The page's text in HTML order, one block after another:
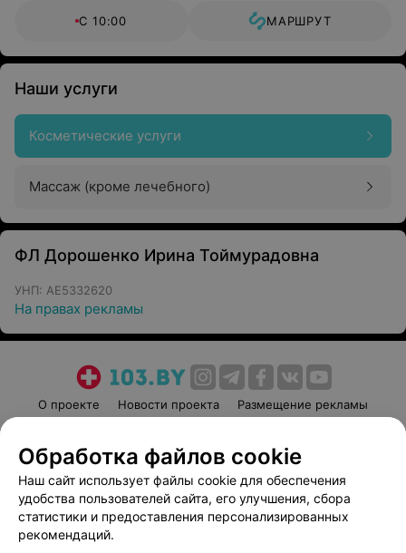
С 10:00 МАРШРУТ
Наши услуги
Косметические услуги
Массаж (кроме лечебного)
ФЛ Дорошенко Ирина Тоймурадовна
УНП: AE5332620
На правах рекламы
О проекте Новости проекта
Размещение рекламы
Пользовательское соглашение
Способы оплаты
Вакансии
Партнеры
Написать руководителю 103.by
Обработка файлов cookie
Наш сайт использует файлы cookie для обеспечения
удобства пользователей сайта, его улучшения, сбора
статистики и предоставления персонализированных
рекомендаций.